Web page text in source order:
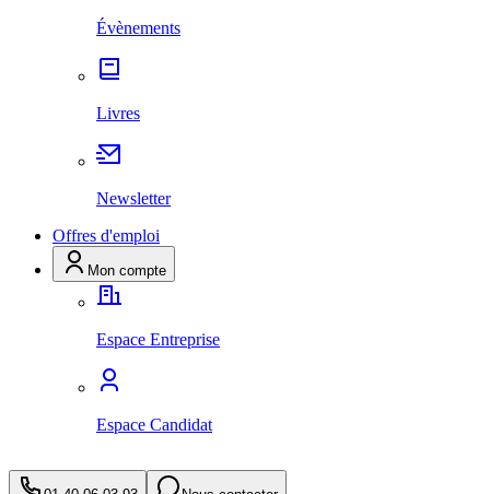
Évènements
Livres
Newsletter
Offres d'emploi
Mon compte
Espace Entreprise
Espace Candidat